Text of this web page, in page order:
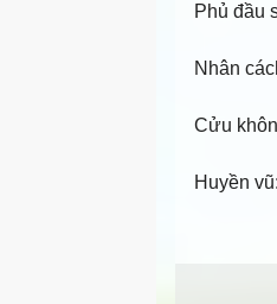
Phủ đầu
Nhân
Cửu
Huyền